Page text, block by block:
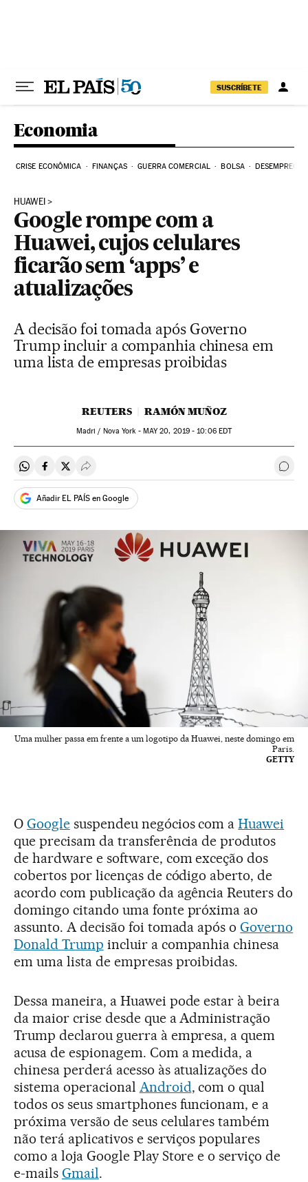
SUSCRÍBETE
Economia
CRISE ECONÔMICA FINANÇAS GUERRA COMERCIAL BOLSA DESEMPREGO
HUAWEI
Google rompe com a
Huawei, cujos celulares
ficarão sem ‘apps’ e
atualizações
A decisão foi tomada após Governo
Trump incluir a companhia chinesa em
uma lista de empresas proibidas
REUTERS RAMÓN MUÑOZ
Madri / Nova York - MAY20, 2019 - 10:06EDT
Compartir en Whatsapp
Compartir en Facebook
Compartir en Twitter
Desplegar Redes Sociales
Añadir EL PAÍS en Google
Uma mulher passa em frente a um logotipo da Huawei, neste domingo em
Paris.
GETTY
O Googlesuspendeu negócios com aHuawei
que precisam da transferência de produtos
de hardware e software, com exceção dos
cobertos por licenças de código aberto, de
acordo com publicação da agência Reuters do
domingo citando uma fonte próxima ao
assunto. A decisão foi tomada após oGoverno
Donald Trump incluir a companhia chinesa
em uma lista de empresas proibidas.
Dessa maneira, a Huawei pode estar à beira
da maior crise desde que a Administração
Trump declarou guerra à empresa, a quem
acusa de espionagem. Com a medida, a
chinesa perderá acesso às atualizações do
sistema operacional Android, com o qual
todos os seus smartphones funcionam, e a
próxima versão de seus celulares também
não terá aplicativos e serviços populares
como a loja Google Play Store e o serviço de
e-mails Gmail.